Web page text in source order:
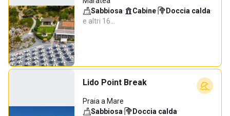
Sabbiosa· Cabine· Doccia calda·
e altri 16…
Lido Point Break
Praia a Mare
Sabbiosa· Doccia calda·